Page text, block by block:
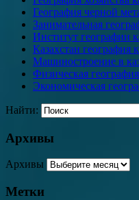
География черной
Занимательная
Институт географии
Казахстан география
Машиностроение в
Физическая география
Экономическая
Найти:
Архивы
Архивы
Метки